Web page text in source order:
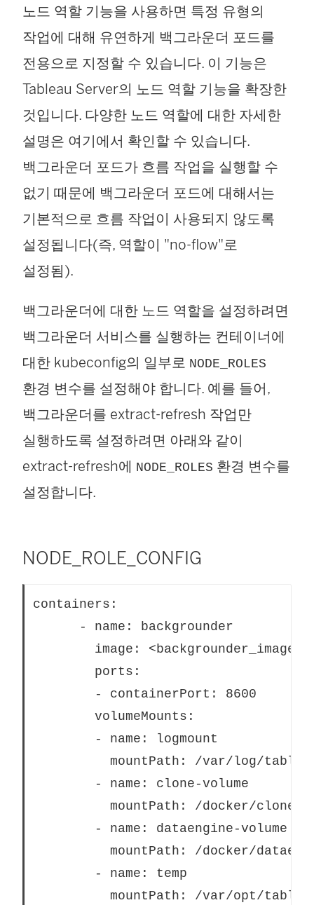
노드 역할 기능을 사용하면 특정 유형의
작업에 대해 유연하게 백그라운더 포드를
전용으로 지정할 수 있습니다. 이 기능은
Tableau Server의 노드 역할 기능을 확장한
것입니다. 다양한 노드 역할에 대한 자세한
설명은 여기에서 확인할 수 있습니다.
백그라운더 포드가 흐름 작업을 실행할 수
없기 때문에 백그라운더 포드에 대해서는
기본적으로 흐름 작업이 사용되지 않도록
설정됩니다(즉, 역할이 "no-flow"로
설정됨).
백그라운더에 대한 노드 역할을 설정하려면
백그라운더 서비스를 실행하는 컨테이너에
대한 kubeconfig의 일부로 NODE_ROLES
환경 변수를 설정해야 합니다. 예를 들어,
백그라운더를 extract-refresh 작업만
실행하도록 설정하려면 아래와 같이
extract-refresh에 NODE_ROLES 환경 변수를
설정합니다.
NODE_ROLE_CONFIG
containers:
      - name: backgrounder
image: <backgrounder_image>
        ports:
        - containerPort: 8600
        volumeMounts:
        - name: logmount
mountPath: /var/log/
        - name: clone-volume
          mountPath: /docker/clone
        - name: dataengine-volume
mountPath: /docker/
        - name: temp
mountPath: /var/opt/